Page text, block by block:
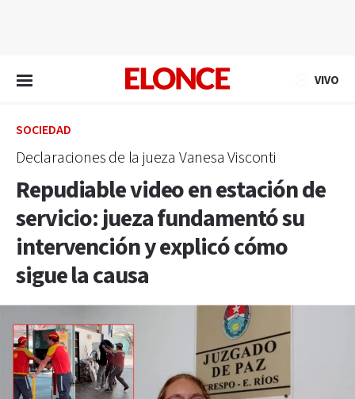
VIVO
SOCIEDAD
Declaraciones de la jueza Vanesa Visconti
Repudiable video en estación de
servicio: jueza fundamentó su
intervención y explicó cómo
sigue la causa